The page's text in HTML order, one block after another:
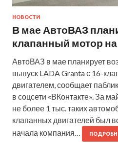
НОВОСТИ
В мае АвтоВАЗ
клапанный мотор на
АвтоВАЗ в мае планирует
выпуск LADA Granta с 16-
двигателем, сообщает
в соцсети «ВКонтакте». За
не более 1 тыс. таких
клапанных двигателей был
начала компания…